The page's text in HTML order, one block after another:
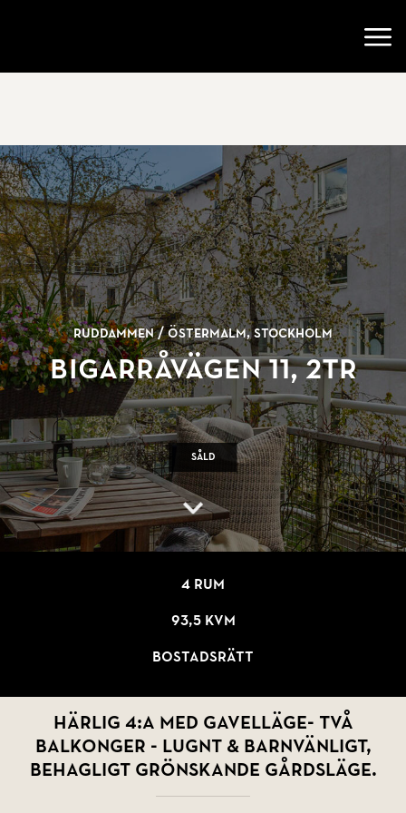
Ruddammen /Östermalm, Stockholm
Bigarråvägen 11, 2tr
Såld
4 rum
93,5 kvm
Bostadsrätt
Härlig 4:a med gavelläge- två
balkonger - Lugnt & barnvänligt,
behagligt grönskande gårdsläge.